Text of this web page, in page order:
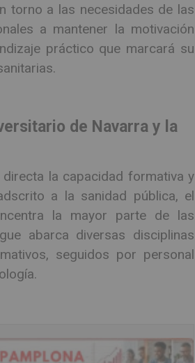
torno a las necesidades de las
a mantener la motivación
práctico que marcará su
de Navarra y la
la capacidad formativa y
a la sanidad pública, el
la mayor parte de las
abarca diversas disciplinas
seguidos por personal